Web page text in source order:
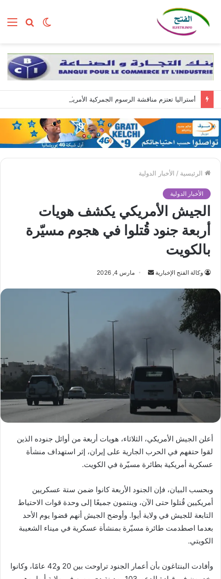
بحث الوضع
الرئيسية / الأخبار الدولية
الأخبار الدولية
الجيش الأمريكي يكشف هويات
أربعة جنود قُتلوا في هجوم مسيّرة
بالكويت
وكالة الفتح الإخبارية
أرسل مارس 4, 2026
أعلن الجيش الأمريكي، الثلاثاء، هويات أربعة من أوائل جنوده الذين
لقوا حتفهم في الحرب الجارية على إيران، إثر استهداف منشأة
عسكرية أمريكية بطائرة مسيّرة في الكويت.
وبحسب البيان، فإن الجنود الأربعة كانوا ضمن ستة عسكريين
أمريكيين قُتلوا حتى الآن، وينتمون جميعًا إلى وحدة قوات الاحتياط
التابعة للجيش في ولاية أيوا. وأوضح الجيش أنهم قضوا يوم الأحد
بعدما اصطدمت طائرة مسيّرة بمنشأة عسكرية في ميناء الشعيبة
الكويتي.
وأفادت البنتاغون بأن أعمار الجنود تراوحت بين 20 و42 عامًا، وكانوا